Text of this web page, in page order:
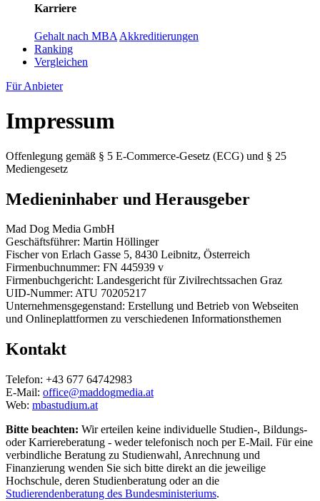
Karriere
Gehalt nach MBA Akkreditierungen
Ranking
Vergleichen
Für Anbieter
Impressum
Offenlegung gemäß § 5 E-Commerce-Gesetz (ECG) und § 25
Mediengesetz
Medieninhaber und Herausgeber
Mad Dog Media GmbH
Geschäftsführer: Martin Höllinger
Fischer von Erlach Gasse 5, 8430 Leibnitz, Österreich
Firmenbuchnummer: FN 445939 v
Firmenbuchgericht: Landesgericht für Zivilrechtssachen Graz
UID-Nummer: ATU 70205217
Unternehmensgegenstand: Erstellung und Betrieb von Webseiten
und Onlineplattformen zu verschiedenen Informationsthemen
Kontakt
Telefon: +43 677 64742983
E-Mail: office@maddogmedia.at
Web: mbastudium.at
Bitte beachten: Wir erteilen keine individuelle Studien-, Bildungs-
oder Karriereberatung - weder telefonisch noch per E-Mail. Für eine
verbindliche Beratung zu Studienwahl, Anrechnung und
Finanzierung wenden Sie sich bitte direkt an die jeweilige
Hochschule, deren Studienberatung oder an die
Studierendenberatung des Bundesministeriums.